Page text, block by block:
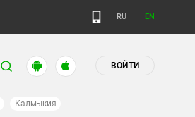
RU EN
ВОЙТИ
Калмыкия